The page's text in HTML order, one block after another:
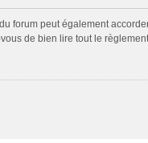
forum peut également
de bien lire tout le